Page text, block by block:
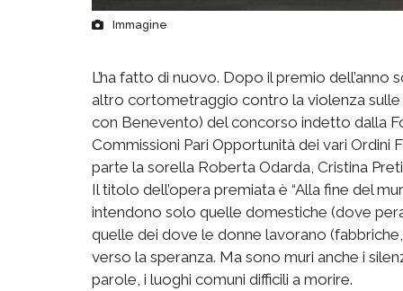
Immagine
L’ha fatto di nuovo. Dopo il premio
altro cortometraggio contro la violenza
con Benevento) del concorso indetto dalla
Commissioni Pari Opportunità dei vari Ordini
parte la sorella Roberta Odarda, Cristina
Il titolo dell’opera premiata è “Alla fine del
intendono solo quelle domestiche (dove
quelle dei dove le donne lavorano
verso la speranza. Ma sono muri anche i
parole, i luoghi comuni difficili a morire.